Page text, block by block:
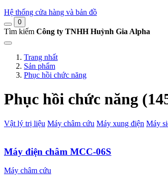
Hệ thống cửa hàng và bản đồ
0
Tìm kiếm Công ty TNHH Huỳnh Gia Alpha
Trang nhất
Sản phẩm
Phục hồi chức năng
Phục hồi chức năng
Vật lý trị liệu Máy châm cứu Máy xung điện Máy
Máy điện châm MCC-06S
Máy châm cứu